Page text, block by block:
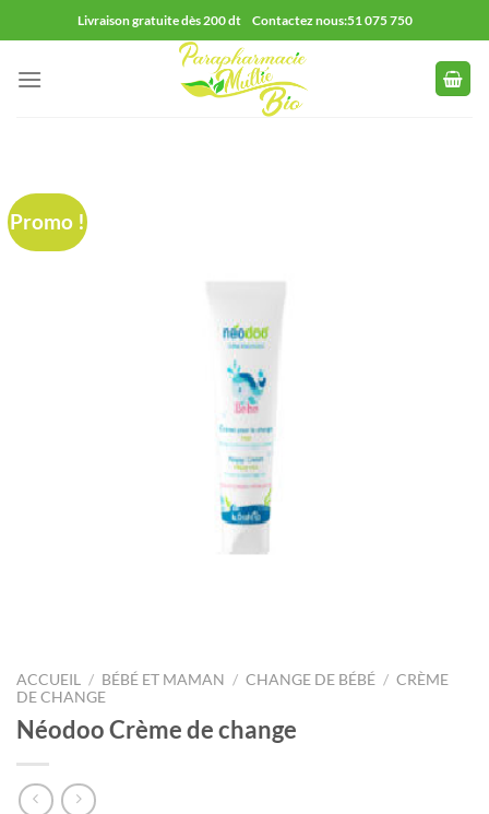
au
contenu
Livraison gratuite dès 200 dt Contactez nous:51 075 750
Promo !
ACCUEIL / BÉBÉ ET MAMAN / CHANGE DE BÉBÉ / CRÈME
DE CHANGE
Néodoo Crème de change